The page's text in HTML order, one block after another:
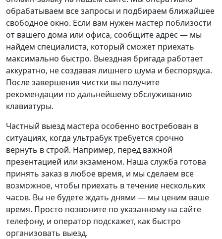
обрабатываем все запросы и подбираем ближайшее
свободное окно. Если вам нужен мастер поблизости
от вашего дома или офиса, сообщите адрес — мы
найдем специалиста, который сможет приехать
максимально быстро. Выездная бригада работает
аккуратно, не создавая лишнего шума и беспорядка.
После завершения чистки вы получите
рекомендации по дальнейшему обслуживанию
клавиатуры.
Частный выезд мастера особенно востребован в
ситуациях, когда ультрабук требуется срочно
вернуть в строй. Например, перед важной
презентацией или экзаменом. Наша служба готова
принять заказ в любое время, и мы сделаем все
возможное, чтобы приехать в течение нескольких
часов. Вы не будете ждать днями — мы ценим ваше
время. Просто позвоните по указанному на сайте
телефону, и оператор подскажет, как быстро
организовать выезд.